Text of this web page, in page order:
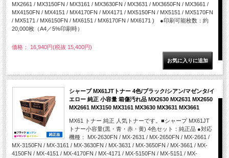
MX2661 / MX3150FN / MX3161 / MX3630FN / MX3631 / MX3650FN / MX3661 /
MX4150FN / MX4151 / MX4170FN / MX4171 / MX5150FN / MX5151 / MX5170FN
/ MX5171 / MX6150FN / MX6151 / MX6170FN / MX6171 ) ●印刷可能枚数：約
20,000枚（A4／5%印刷時）
価格： 16,940円(税抜 15,400円)
シャープ MX61JTトナー 4色/ブラック/シアン/マゼンタ/イ
エロー 純正 小容量 箱傷汚れ品 MX2630 MX2631 MX2650
MX2661 MX3150 MX3161 MX3630 MX3631 MX3661
MX61 トナー 純正 人気トナーです。■シャープ MX61JT
トナー小容量(黒・青・赤・黄) 4色セット：純正品 ●対応
機種： MX-2630FN / MX-2631 / MX-2650FN / MX-2661 /
MX-3150FN / MX-3161 / MX-3630FN / MX-3631 / MX-3650FN / MX-3661 / MX-
4150FN / MX-4151 / MX-4170FN / MX-4171 / MX-5150FN / MX-5151 / MX-